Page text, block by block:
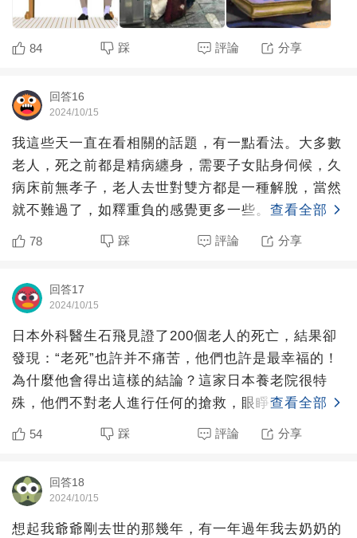
84 踩 評論 分享
回答16
2024/10/15
我這些天一直在看相關的話題，有一點看法。大多數
老人，死之前都是精病纏身，需要子女貼身伺候，久
病床前無孝子，老人去世對雙方都是一種解脫，當然
就不難過了，如釋重負的感覺更多一些。以后說起
來，也是當初伺候得
查看全部
78 踩 評論 分享
回答17
2024/10/15
日本外科醫生石飛見證了200個老人的死亡，結果卻
發現：“老死”也許并不痛苦，他們也許是最幸福的！
為什麼他會得出這樣的結論？這家日本養老院很特
殊，他們不對老人進行任何的搶救，眼睜睜看著老人
死去。但是老人
查看全部
54 踩 評論 分享
回答18
2024/10/15
想起我爺爺剛去世的那幾年，有一年過年我去奶奶的